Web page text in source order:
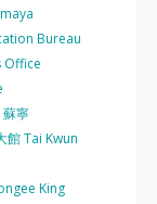
Bureau
Office
蘇寧
館 Tai Kwun
King